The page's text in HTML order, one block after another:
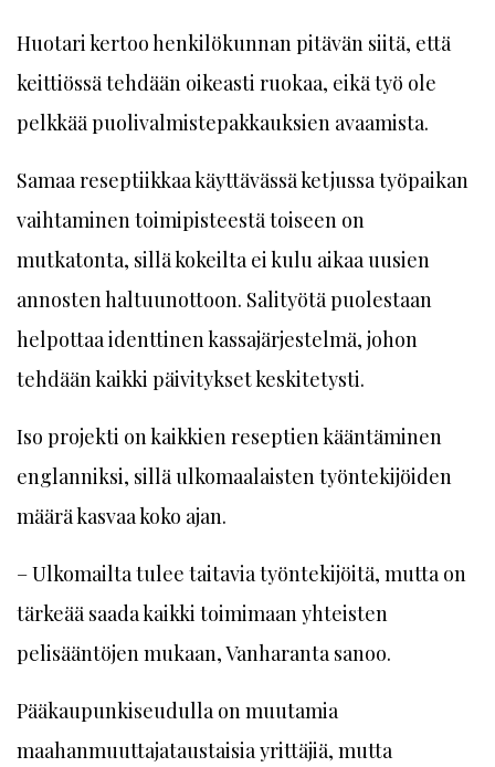
Huotari kertoo henkilökunnan pitävän siitä, että
keittiössä tehdään oikeasti ruokaa, eikä työ ole
pelkkää puolivalmistepakkauksien avaamista.
Samaa reseptiikkaa käyttävässä ketjussa työpaikan
vaihtaminen toimipisteestä toiseen on
mutkatonta, sillä kokeilta ei kulu aikaa uusien
annosten haltuunottoon. Salityötä puolestaan
helpottaa identtinen kassajärjestelmä, johon
tehdään kaikki päivitykset keskitetysti.
Iso projekti on kaikkien reseptien kääntäminen
englanniksi, sillä ulkomaalaisten työntekijöiden
määrä kasvaa koko ajan.
– Ulkomailta tulee taitavia työntekijöitä, mutta on
tärkeää saada kaikki toimimaan yhteisten
pelisääntöjen mukaan, Vanharanta sanoo.
Pääkaupunkiseudulla on muutamia
maahanmuuttajataustaisia yrittäjiä, mutta